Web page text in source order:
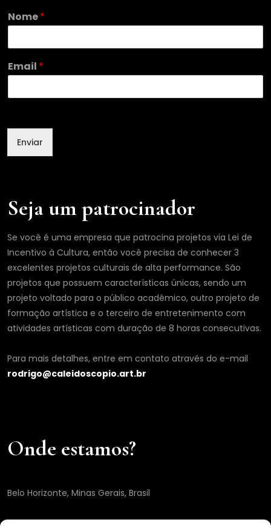
N
o
e
m
i
o
e
Nome*
Email *
Enviar
Seja um patrocinador
Se você é uma empresa que patrocina projetos via Lei de
Incentivo à Cultura, então você precisa de conhecer 3
excelentes projetos culturais de alta performance. São
projetos que possuem características únicas, sendo um
projeto voltado para o público acadêmico, outro projeto de
formação artística e o terceiro de entretenimento com
atividades artísticas com duração de 8 horas consecutivas.
Para mais detalhes, entre em contato através do e-mail
rodrigo@caleidoscopio.art.br
Onde estamos?
Belo Horizonte, Minas Gerais, Brasil